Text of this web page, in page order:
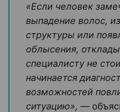
«Если человек
выпадение волос,
структуры или
облысения,
специалисту не
начинается
возможностей
ситуацию», —